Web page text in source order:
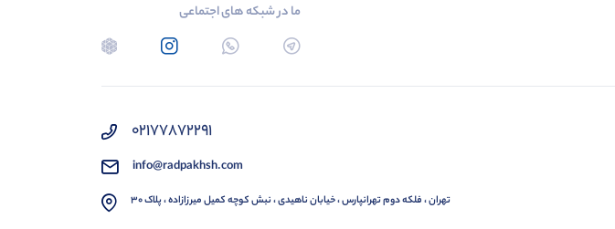
ما در شبکه های اجتماعی
02177872291
info@radpakhsh.com
تهران ، فلکه دوم تهرانپارس ، خیابان ناهیدی ، نبش کوچه کمیل میرزازاده ، پلاک 30